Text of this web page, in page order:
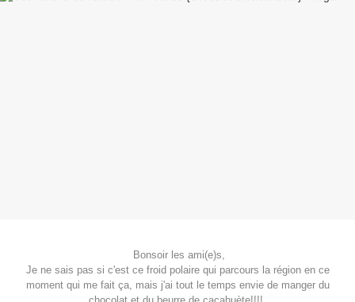
Bonsoir les ami(e)s,
Je ne sais pas si c'est ce froid polaire qui parcours la région en ce
moment qui me fait ça, mais j'ai tout le temps envie de manger du